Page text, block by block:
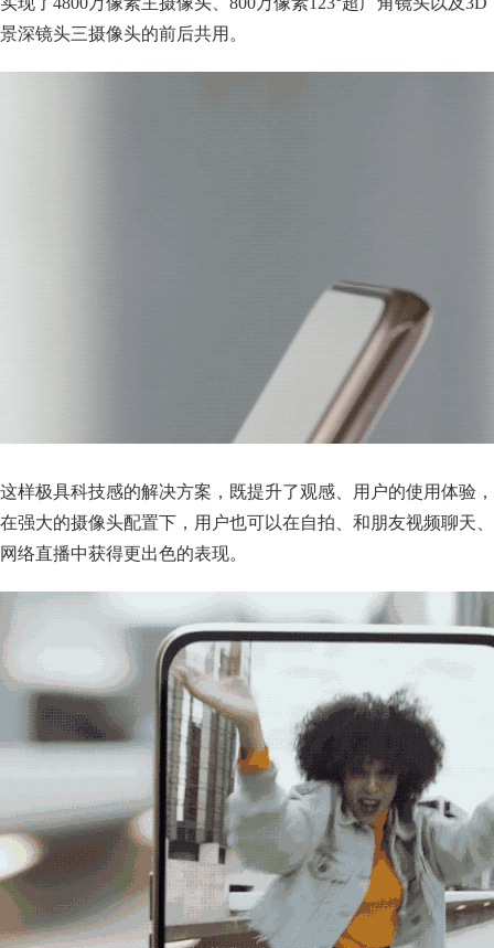
景深镜头三摄像头的前后共用。
这样极具科技感的解决方案，既提升了观感、用户的使用体验，
在强大的摄像头配置下，用户也可以在自拍、和朋友视频聊天、
网络直播中获得更出色的表现。